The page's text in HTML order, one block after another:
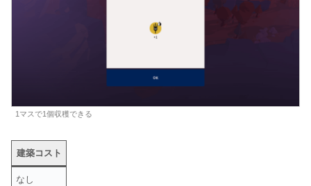
1マスで1個収穫できる
建築コスト
なし